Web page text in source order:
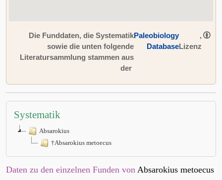
Die Funddaten, die Systematik
sowie die unten folgende
Literatursammlung stammen aus
der
Paleobiology
Database
,
Lizenz
Systematik
Absarokius
†Absarokius metoecus
Daten zu den einzelnen Funden von Absarokius metoecus